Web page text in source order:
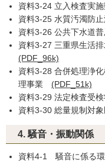
資料3-24 立入検査実
資料3-25 水質汚濁防
資料3-26 公共下水道
資料3-27 三重県生活
(PDF_96k)
資料3-28 合併処理浄
理事業 (PDF_51k)
資料3-29 法定検査受
資料3-30 総量規制対
4. 騒音・振動関係
資料4-1 騒音に係る